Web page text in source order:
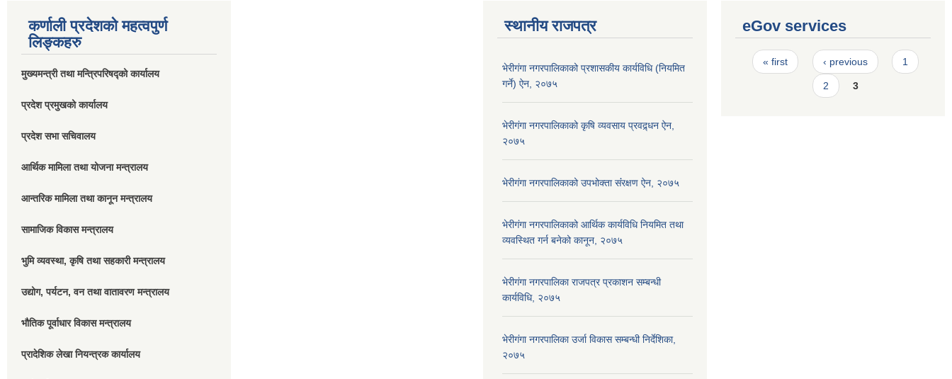
कर्णाली प्रदेशको महत्वपुर्ण
लिङ्कहरु
मुख्यमन्त्री तथा मन्त्रिपरिषद्को कार्यालय
प्रदेश प्रमुखको कार्यालय
प्रदेश सभा सचिवालय
आर्थिक मामिला तथा योजना मन्त्रालय
आन्तरिक मामिला तथा कानून मन्त्रालय
सामाजिक विकास मन्त्रालय
भुमि व्यवस्था, कृषि तथा सहकारी मन्त्रालय
उद्योग, पर्यटन, वन तथा वातावरण मन्त्रालय
भौतिक पूर्वाधार विकास मन्त्रालय
प्रादेशिक लेखा नियन्त्रक कार्यालय
स्थानीय राजपत्र
भेरीगंगा नगरपालिकाको प्रशासकीय कार्यविधि (नियमित
गर्ने) ऐन, २०७५
भेरीगंगा नगरपालिकाको कृषि व्यवसाय प्रवद्र्धन ऐन,
२०७५
भेरीगंगा नगरपालिकाको उपभोक्ता संंरक्षण ऐन, २०७५
भेरीगंगा नगरपालिकाको आर्थिक कार्यविधि नियमित तथा
व्यवस्थित गर्न बनेको कानून, २०७५
भेरीगंगा नगरपालिका राजपत्र प्रकाशन सम्बन्धी
कार्यविधि, २०७५
भेरीगंगा नगरपालिका उर्जा विकास सम्बन्धी निर्देशिका,
२०७५
eGov services
Pages
« first ‹ previous 1
2 3